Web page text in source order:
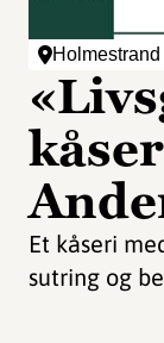
Holmestrand
Et kåseri
sutring og